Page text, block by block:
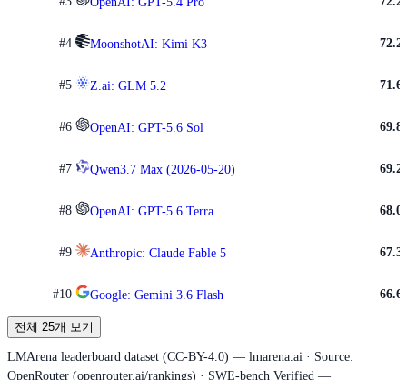
#4 MoonshotAI: Kimi K3 72.2
#5 Z.ai: GLM 5.2 71.6
#6 OpenAI: GPT-5.6 Sol 69.8
#7 Qwen3.7 Max (2026-05-20) 69.2
#8 OpenAI: GPT-5.6 Terra 68.0
#9 Anthropic: Claude Fable 5 67.3
#10 Google: Gemini 3.6 Flash 66.6
전체 25개 보기
LMArena leaderboard dataset (CC-BY-4.0) — lmarena.ai · Source:
OpenRouter (openrouter.ai/rankings) · SWE-bench Verified —